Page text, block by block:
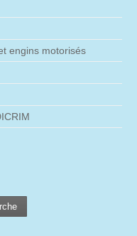
engins motorisés